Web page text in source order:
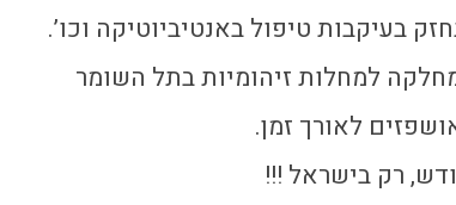
בעיקבות טיפול באנטיביוטיקה וכו’.
למחלות זיהומיות בתל השומר
לאורך זמן.